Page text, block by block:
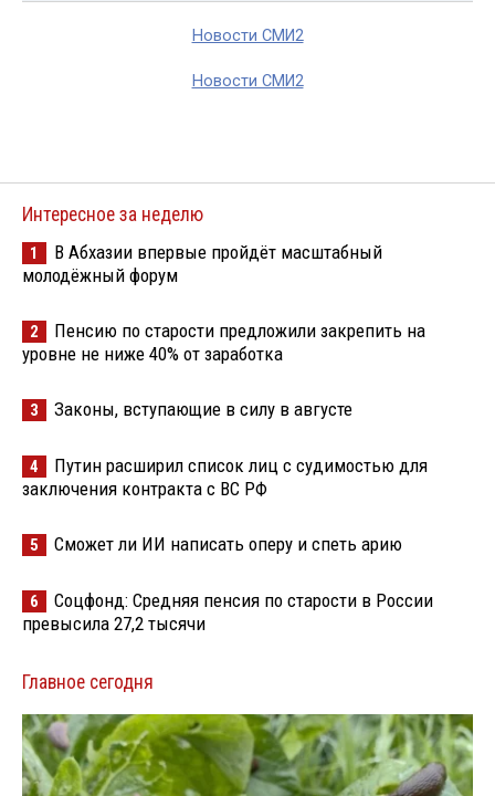
Новости СМИ2
Новости СМИ2
Интересное за неделю
1
В Абхазии впервые пройдёт масштабный
молодёжный форум
2
Пенсию по старости предложили закрепить на
уровне не ниже 40% от заработка
3 Законы, вступающие в силу в августе
4
Путин расширил список лиц с судимостью для
заключения контракта с ВС РФ
5 Сможет ли ИИ написать оперу и спеть арию
6
Соцфонд: Средняя пенсия по старости в России
превысила 27,2 тысячи
Главное сегодня